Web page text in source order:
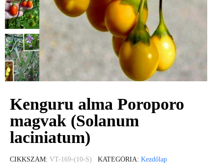
Kenguru alma Poroporo
magvak (Solanum
laciniatum)
CIKKSZÁM VT-169-(10-S) KATEGÓRIA Kezdőlap